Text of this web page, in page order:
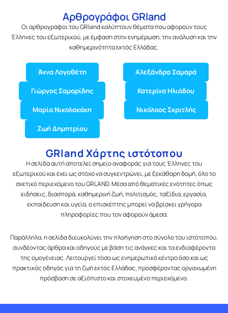
Αρθρογράφοι GRland
Οι αρθρογράφοι του GRland καλύπτουν θέματα που αφορούν τους
Έλληνες του εξωτερικού, με έμφαση στην ενημέρωση, την ανάλυση και την
καθημερινότητα εκτός Ελλάδας.
Άννα Λογοθέτη Αλεξάνδρα Σαμαρά
Γιώργος Σαμαρίδης Κατερίνα Ηλιάδου
Μαρία Νικολακάκη Νικόλαος Σκριτλής
Ζωή Δημητρίου
GRland Χάρτης ιστότοπου
Η σελίδα αυτή αποτελεί σημείο αναφοράς για τους Έλληνες του
εξωτερικού και έχει ως στόχο να συγκεντρώνει, με ξεκάθαρη δομή, όλο το
σχετικό περιεχόμενο του GRLAND. Μέσα από θεματικές ενότητες όπως
ειδήσεις, διασπορά, καθημερινή ζωή, πολιτισμός, ταξίδια, εργασία,
εκπαίδευση και υγεία, ο επισκέπτης μπορεί να βρίσκει γρήγορα
πληροφορίες που τον αφορούν άμεσα.
Παράλληλα, η σελίδα διευκολύνει την πλοήγηση στο σύνολο του ιστότοπου,
συνδέοντας άρθρα και οδηγούς με βάση τις ανάγκες και τα ενδιαφέροντα
της ομογένειας. Λειτουργεί τόσο ως ενημερωτικό κέντρο όσο και ως
πρακτικός οδηγός για τη ζωή εκτός Ελλάδας, προσφέροντας οργανωμένη
πρόσβαση σε αξιόπιστο και στοχευμένο περιεχόμενο.